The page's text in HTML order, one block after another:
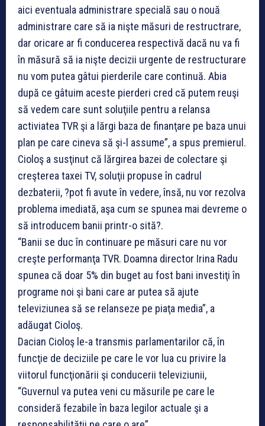
aici eventuala administrare specială sau o nouă
administrare care să ia nişte măsuri de restructrare,
dar oricare ar fi conducerea respectivă dacă nu va fi
în măsură să ia nişte decizii urgente de restructurare
nu vom putea gâtui pierderile care continuă. Abia
după ce gâtuim aceste pierderi cred că putem reuşi
să vedem care sunt soluţiile pentru a relansa
activiatea TVR şi a lărgi baza de finanţare pe baza unui
plan pe care cineva să şi-l assume”, a spus premierul.
Cioloş a susţinut că lărgirea bazei de colectare şi
creşterea taxei TV, soluţii propuse în cadrul
dezbaterii, ?pot fi avute în vedere, însă, nu vor rezolva
problema imediată, aşa cum se spunea mai devreme o
să introducem banii printr-o sită?.
“Banii se duc în continuare pe măsuri care nu vor
creşte performanţa TVR. Doamna director Irina Radu
spunea că doar 5% din buget au fost bani investiţi în
programe noi şi bani care ar putea să ajute
televiziunea să se relanseze pe piaţa media”, a
adăugat Cioloş.
Dacian Cioloş le-a transmis parlamentarilor că, în
funcţie de deciziile pe care le vor lua cu privire la
viitorul funcţionării şi conducerii televiziunii,
“Guvernul va putea veni cu măsurile pe care le
consideră fezabile în baza legilor actuale şi a